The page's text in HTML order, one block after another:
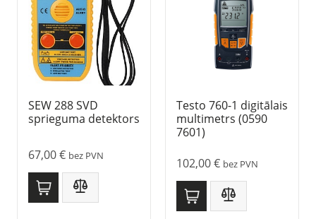
SEW 288 SVD
sprieguma detektors
67,00€ bez PVN
Testo 760-1 digitālais
multimetrs (0590
7601)
102,00€ bez PVN